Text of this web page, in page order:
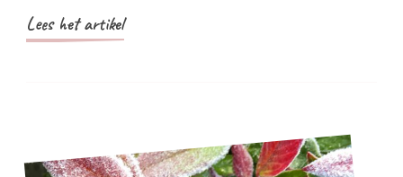
Lees het artikel